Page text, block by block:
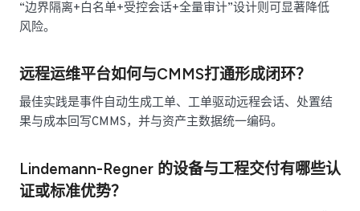
“边界隔离+白名单+受控会话+全量审计”设计则可显著降低
风险。
远程运维平台如何与CMMS打通形成闭环？
最佳实践是事件自动生成工单、工单驱动远程会话、处置结
果与成本回写CMMS，并与资产主数据统一编码。
Lindemann-Regner 的设备与工程交付有哪些认
证或标准优势？